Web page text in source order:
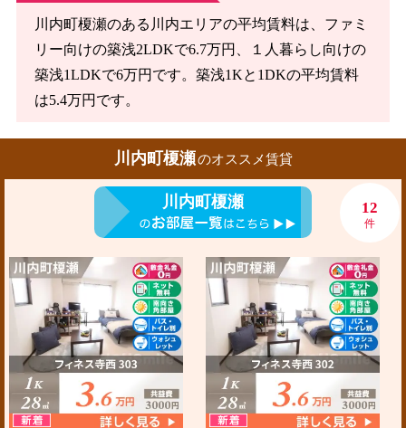
川内町榎瀬のある川内エリアの平均賃料は、ファミ
リー向けの築浅2LDKで6.7万円、１人暮らし向けの
築浅1LDKで6万円です。築浅1Kと1DKの平均賃料
は5.4万円です。
川内町榎瀬のオススメ賃貸
川内町榎瀬 12
件